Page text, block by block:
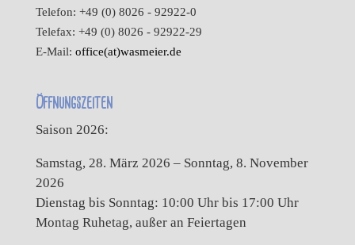
Telefon: +49 (0) 8026 - 92922-0
Telefax: +49 (0) 8026 - 92922-29
E-Mail: office(at)wasmeier.de
Öffnungszeiten
Saison 2026:
Samstag, 28. März 2026 – Sonntag, 8. November
2026
Dienstag bis Sonntag: 10:00 Uhr bis 17:00 Uhr
Montag Ruhetag, außer an Feiertagen